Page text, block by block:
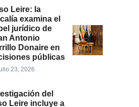
Leire: la
examina el
jurídico de
Antonio
Donaire en
públicas
23, 2026
del
Leire incluye a